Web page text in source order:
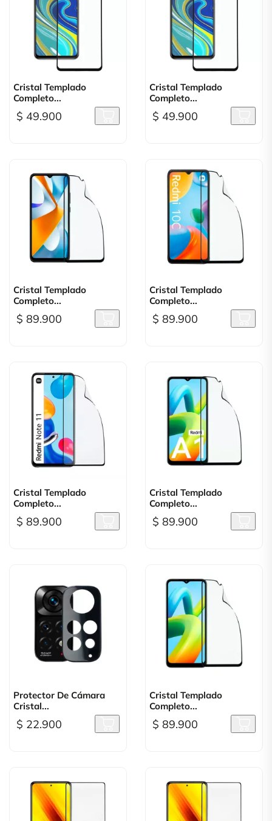
Cristal Templado
Completo...
$ 49.900
Cristal Templado
Completo...
$ 49.900
Cristal Templado
Completo...
$ 89.900
Cristal Templado
Completo...
$ 89.900
Cristal Templado
Completo...
$ 89.900
Cristal Templado
Completo...
$ 89.900
Protector De Cámara
Cristal...
$ 22.900
Cristal Templado
Completo...
$ 89.900